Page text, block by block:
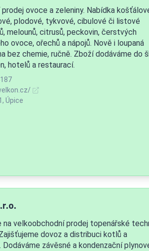
ovoce a zeleniny. Nabídka
plodové, tykvové, cibulové či listové
melounů, citrusů, peckovin, čerstvých
ovoce, ořechů a nápojů. Nově i loupaná
bez chemie, ručně. Zboží dodáváme do
hotelů a restaurací.
Úpice
na velkoobchodní prodej topenářské
dovoz a distribuci kotlů a
Dodáváme závěsné a kondenzační